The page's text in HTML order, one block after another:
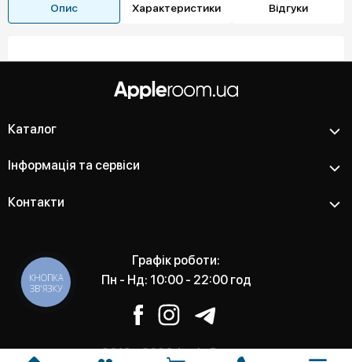
Опис Характеристики Відгуки
Каталог
Інформація та сервіси
Контакти
Графік роботи:
Пн - Нд: 10:00 - 22:00 год
2012 - 2026 Apple Room -
КНОПКА
ЗВ'ЯЗКУ